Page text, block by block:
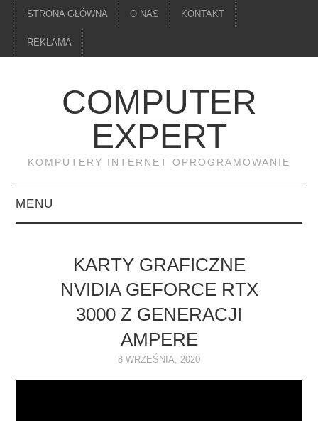
STRONA GŁÓWNA O NAS KONTAKT
REKLAMA
COMPUTER
EXPERT
KOMPUTERY INTERNET OPROGRAMOWANIE
MENU
DRUKARKI
MONITORY
OPROGRAMOWANIE
KARTY GRAFICZNE
NVIDIA GEFORCE RTX
3000 Z GENERACJI
AMPERE
8 WRZEŚNIA, 2020